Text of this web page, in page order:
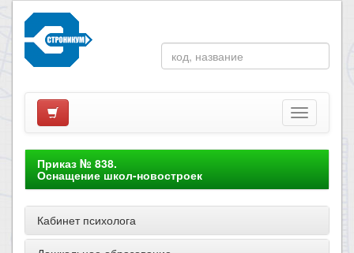
Приказ № 838.
Оснащение школ-новостроек
Кабинет психолога